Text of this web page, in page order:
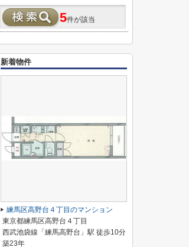
5件が該当
新着物件
練馬区高野台４丁目のマンション
東京都練馬区高野台４丁目
西武池袋線「練馬高野台」駅 徒歩10分
築23年